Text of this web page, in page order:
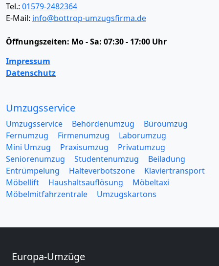
Tel.: 01579-2482364
E-Mail: info@bottrop-umzugsfirma.de
Öffnungszeiten: Mo - Sa: 07:30 - 17:00 Uhr
Impressum
Datenschutz
Umzugsservice
Umzugsservice Behördenumzug
Büroumzug
Fernumzug
Firmenumzug
Laborumzug
Mini Umzug
Praxisumzug
Privatumzug
Seniorenumzug
Studentenumzug
Beiladung
Entrümpelung
Halteverbotszone
Klaviertransport
Möbellift
Haushaltsauflösung
Möbeltaxi
Möbelmitfahrzentrale
Umzugskartons
Europa-Umzüge